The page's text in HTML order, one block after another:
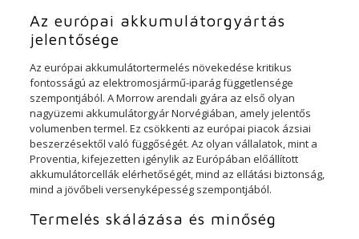
Az európai akkumulátorgyártás
jelentősége
Az európai akkumulátortermelés növekedése kritikus
fontosságú az elektromosjármű-iparág függetlensége
szempontjából. A Morrow arendali gyára az első olyan
nagyüzemi akkumulátorgyár Norvégiában, amely jelentős
volumenben termel. Ez csökkenti az európai piacok ázsiai
beszerzésektől való függőségét. Az olyan vállalatok, mint a
Proventia, kifejezetten igénylik az Európában előállított
akkumulátorcellák elérhetőségét, mind az ellátási biztonság,
mind a jövőbeli versenyképesség szempontjából.
Termelés skálázása és minőség